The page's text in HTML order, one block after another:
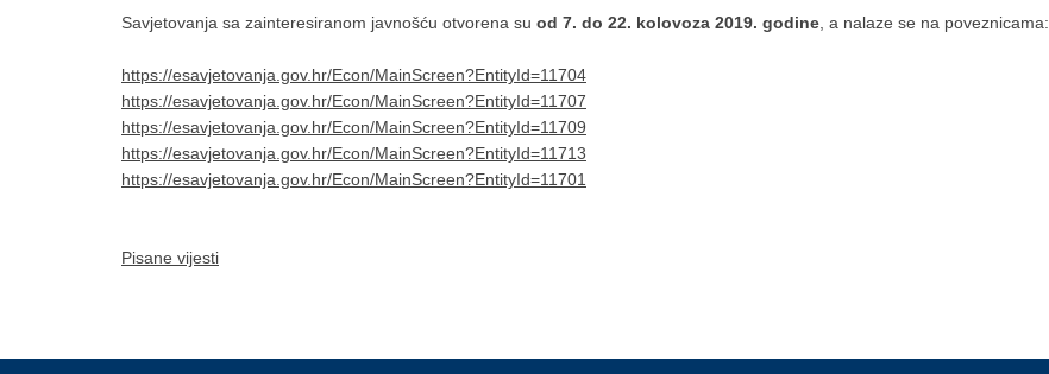
Savjetovanja sa zainteresiranom javnošću otvorena su od 7. do 22. kolovoza 2019. godine , a nalaze se na poveznicama:
https://esavjetovanja.gov.hr/Econ/MainScreen?EntityId=11704
https://esavjetovanja.gov.hr/Econ/MainScreen?EntityId=11707
https://esavjetovanja.gov.hr/Econ/MainScreen?EntityId=11709
https://esavjetovanja.gov.hr/Econ/MainScreen?EntityId=11713
https://esavjetovanja.gov.hr/Econ/MainScreen?EntityId=11701
Pisane vijesti